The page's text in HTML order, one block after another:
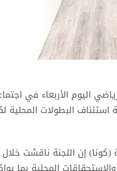
اليوم الأربعاء في
البطولات المحلية
(كونا) إن اللجنة ناقشت